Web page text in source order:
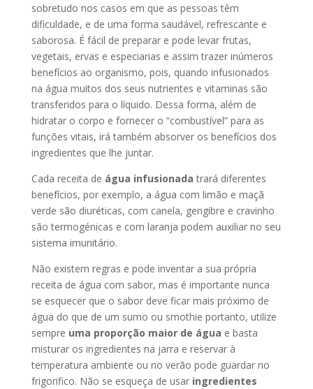
sobretudo nos casos em que as pessoas têm
dificuldade, e de uma forma saudável, refrescante e
saborosa. É fácil de preparar e pode levar frutas,
vegetais, ervas e especiarias e assim trazer inúmeros
benefícios ao organismo, pois, quando infusionados
na água muitos dos seus nutrientes e vitaminas são
transferidos para o líquido. Dessa forma, além de
hidratar o corpo e fornecer o “combustível” para as
funções vitais, irá também absorver os benefícios dos
ingredientes que lhe juntar.
Cada receita de água infusionada trará diferentes
benefícios, por exemplo, a água com limão e maçã
verde são diuréticas, com canela, gengibre e cravinho
são termogénicas e com laranja podem auxiliar no seu
sistema imunitário.
Não existem regras e pode inventar a sua própria
receita de água com sabor, mas é importante nunca
se esquecer que o sabor deve ficar mais próximo de
água do que de um sumo ou smothie portanto, utilize
sempre uma proporção maior de água e basta
misturar os ingredientes na jarra e reservar à
temperatura ambiente ou no verão pode guardar no
frigorifico. Não se esqueça de usar ingredientes